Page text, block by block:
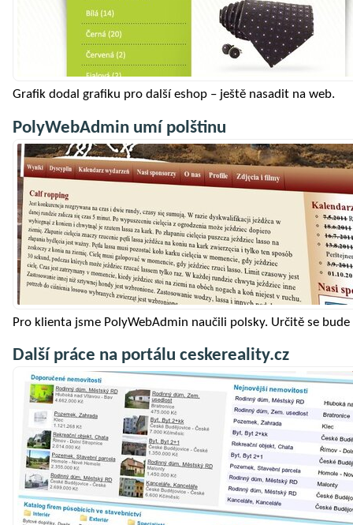
Grafik dodal grafiku pro další eshop – ještě nasadit na web.
PolyWebAdmin umí polštinu
Pro klienta jsme PolyWebAdmin naučili polsky. Určitě se
Další práce na portálu ceskereality.cz